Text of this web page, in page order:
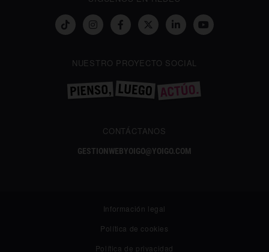
NUESTRO PROYECTO SOCIAL
CONTÁCTANOS
GESTIONWEBYOIGO@YOIGO.COM
Información legal
Política de cookies
Política de privacidad